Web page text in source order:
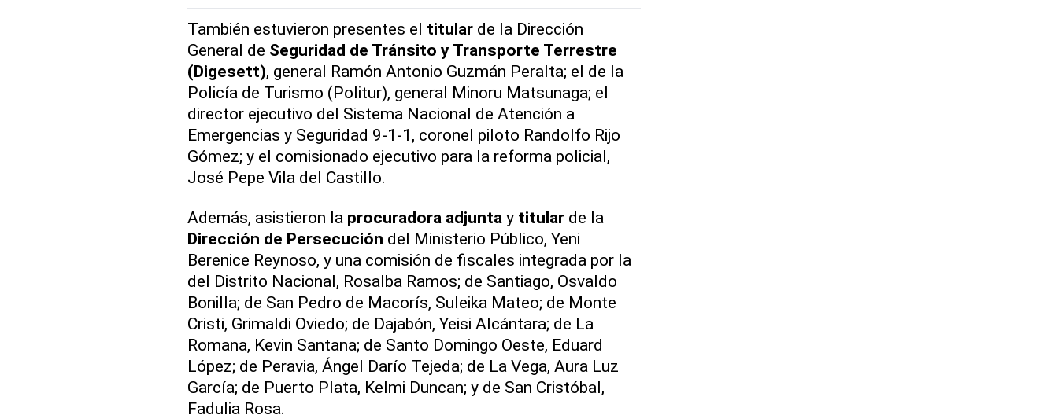
También estuvieron presentes el titularde la Dirección
General de Seguridad de Tránsito y Transporte Terrestre
(Digesett), general Ramón Antonio Guzmán Peralta; el de la
Policía de Turismo (Politur), general Minoru Matsunaga; el
director ejecutivo del Sistema Nacional de Atención a
Emergencias y Seguridad 9-1-1, coronel piloto Randolfo Rijo
Gómez; y el comisionado ejecutivo para la reforma policial,
José Pepe Vila del Castillo.
Además, asistieron la procuradora adjunta y titularde la
Dirección de Persecución del Ministerio Público, Yeni
Berenice Reynoso, y una comisión de fiscales integrada por la
del Distrito Nacional, Rosalba Ramos; de Santiago, Osvaldo
Bonilla; de San Pedro de Macorís, Suleika Mateo; de Monte
Cristi, Grimaldi Oviedo; de Dajabón, Yeisi Alcántara; de La
Romana, Kevin Santana; de Santo Domingo Oeste, Eduard
López; de Peravia, Ángel Darío Tejeda; de La Vega, Aura Luz
García; de Puerto Plata, Kelmi Duncan; y de San Cristóbal,
Fadulia Rosa.